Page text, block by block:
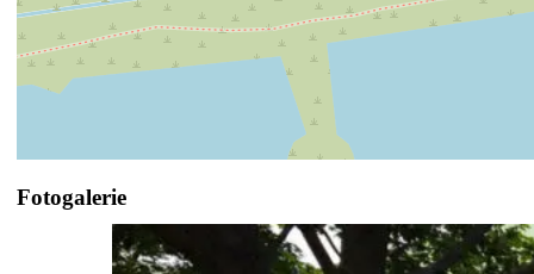
Fotogalerie